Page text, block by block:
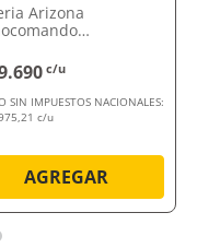
o retiro en
Arizona
c/u
SIN IMPUESTOS NACIONALES:
c/u
AGREGAR